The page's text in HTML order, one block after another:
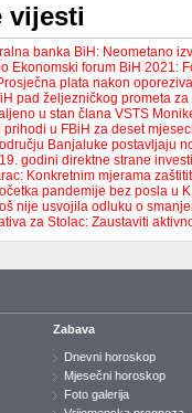
vijesti
banka BiH: Neometano
Ekonomski forum BiH 2021:
plata nakon
pad željezničkog prometa
u stan člana VSTS
prihodi u FBiH za deset
Banjaluke postavljaju
godini direktne strane
Konkretnim mjerama
pandemije bez posla u
nije usvojila odluku o
za Stolac: Zaustaviti
Zabava
Dnevni horoskop
Mjesečni horoskop
Foto galerija